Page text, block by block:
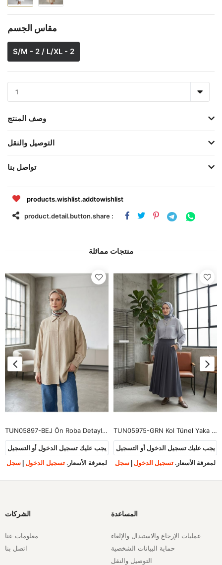
مقاس الجسم
S/M - 2 / L/XL - 2
وصف المنتج
التوصيل والنقل
تواصل بنا
products.wishlist.addtowishlist
product.detail.button.share :
منتجات مماثلة
TUN05897-BEJ Ön Roba Detaylı Tunik-Bej
يجب عليك تسجيل الدخول أو التسجيل
لمعرفة الأسعار. تسجيل الدخول | سجل
TUN05975-GRN Kol Tünel Yaka Fırfır Tunik-Gri
يجب عليك تسجيل الدخول أو التسجيل
لمعرفة الأسعار. تسجيل الدخول | سجل
الشركات
معلومات عنا
اتصل بنا
المساعدة
عمليات الإرجاع والاستبدال والإلغاء
حماية البيانات الشخصية
التوصيل والنقل